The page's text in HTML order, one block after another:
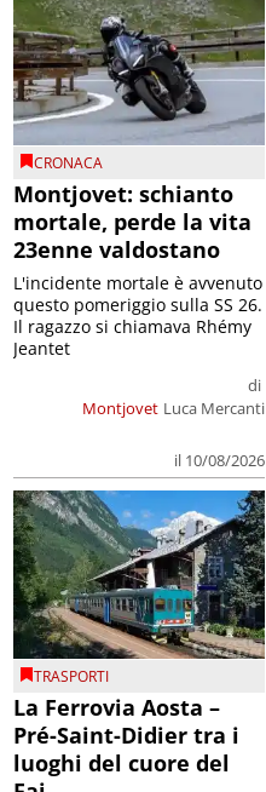
CRONACA
Montjovet: schianto
mortale, perde la vita
23enne valdostano
Montjovet
di
Luca Mercanti
il 10/08/2026
L'incidente mortale è avvenuto
questo pomeriggio sulla SS 26.
Il ragazzo si chiamava Rhémy
Jeantet
TRASPORTI
La Ferrovia Aosta –
Pré-Saint-Didier tra i
luoghi del cuore del